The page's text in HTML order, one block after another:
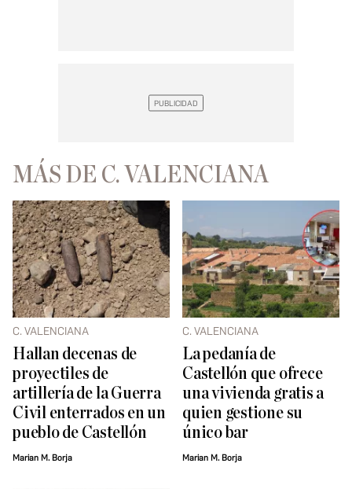
MÁS DE C. VALENCIANA
C. VALENCIANA
Hallan decenas de
proyectiles de
artillería de la Guerra
Civil enterrados en un
pueblo de Castellón
Marian M. Borja
C. VALENCIANA
La pedanía de
Castellón que ofrece
una vivienda gratis a
quien gestione su
único bar
Marian M. Borja